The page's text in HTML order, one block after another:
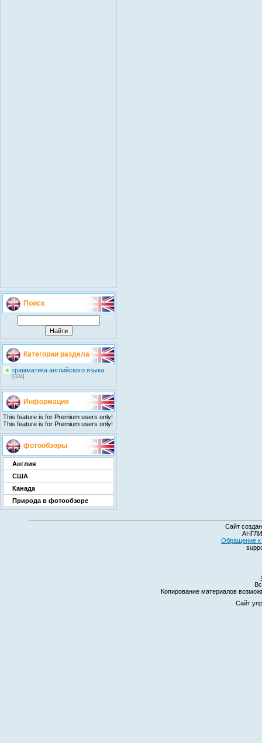
Поиск
Категории раздела
грамматика английского языка
[324]
Информация
This feature is for Premium users only!
This feature is for Premium users only!
фотообзоры
Англия
США
Канада
Природа в фотообзоре
Сайт
Обращение к
Копирование материалов
Сайт